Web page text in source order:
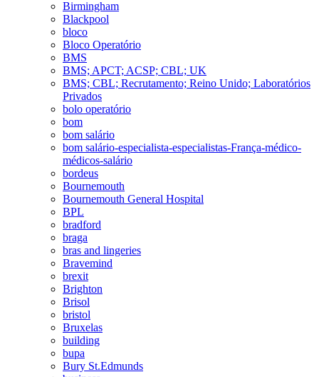
Birmingham
Blackpool
bloco
Bloco Operatório
BMS
BMS; APCT; ACSP; CBL; UK
BMS; CBL; Recrutamento; Reino Unido; Laboratórios
Privados
bolo operatório
bom
bom salário
bom salário-especialista-especialistas-França-médico-
médicos-salário
bordeus
Bournemouth
Bournemouth General Hospital
BPL
bradford
braga
bras and lingeries
Bravemind
brexit
Brighton
Brisol
bristol
Bruxelas
building
bupa
Bury St.Edmunds